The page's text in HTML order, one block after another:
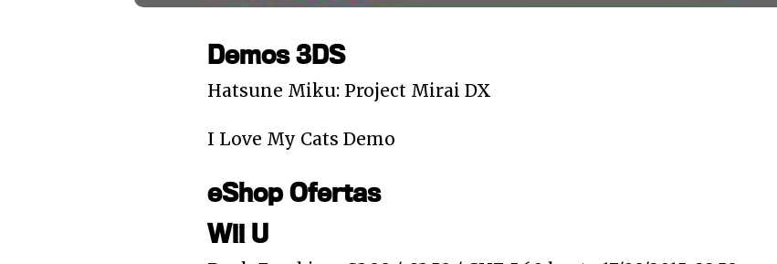
Demos 3DS
Hatsune Miku: Project Mirai DX
I Love My Cats Demo
eShop Ofertas
Wii U